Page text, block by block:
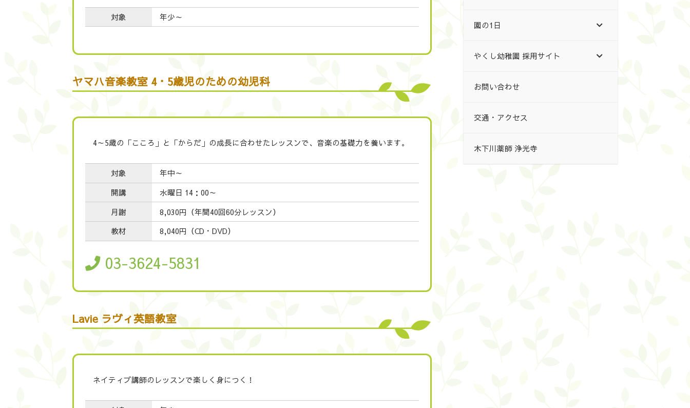
対象 年少～
ヤマハ音楽教室 4・5歳児のための幼児科
4～5歳の「こころ」と「からだ」の成長に合わせたレッスンで、音楽の基礎力を養います。
対象
年中～
開講
水曜日 14：00～
月謝
8,030円（年間40回60分レッスン）
教材
8,040円（CD・DVD）
03-3624-5831
Lavie ラヴィ英語教室
ネイティブ講師のレッスンで楽しく身につく！
園の1日
やくし幼稚園 採用サイト
お問い合わせ
交通・アクセス
木下川薬師 浄光寺